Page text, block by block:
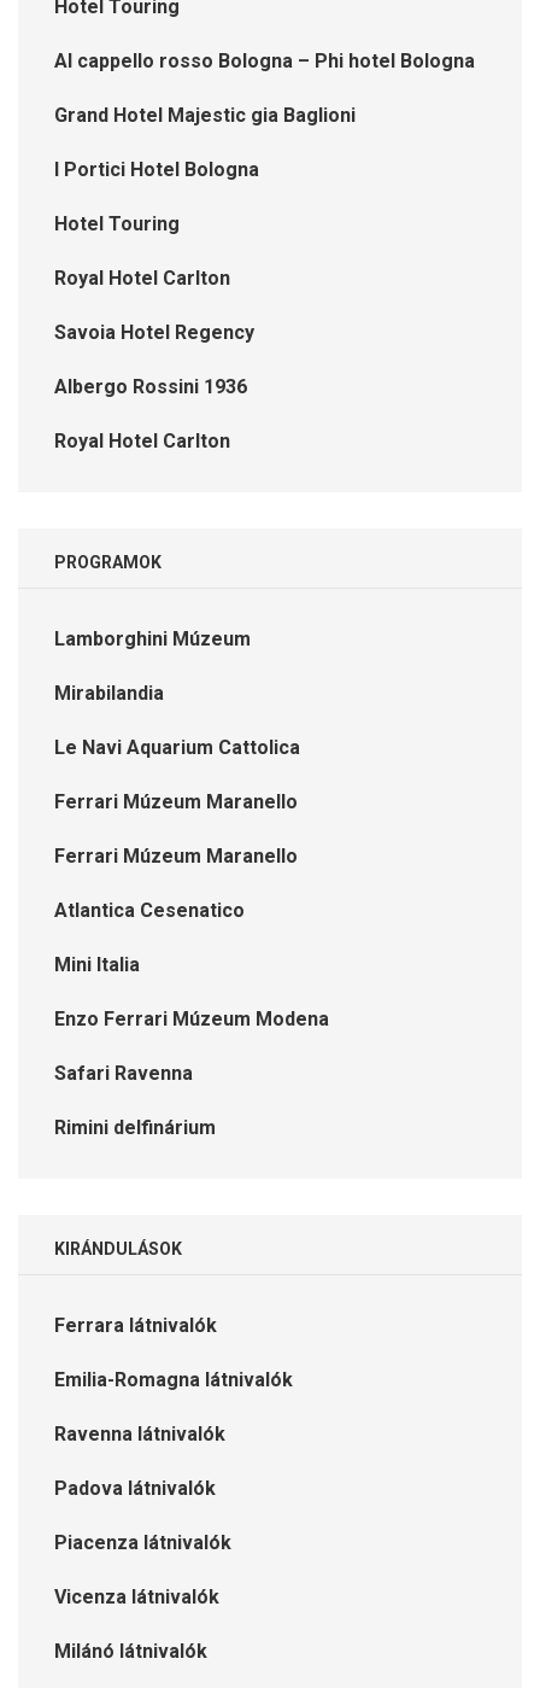
Hotel Touring
Al cappello rosso Bologna – Phi hotel Bologna
Grand Hotel Majestic gia Baglioni
I Portici Hotel Bologna
Hotel Touring
Royal Hotel Carlton
Savoia Hotel Regency
Albergo Rossini 1936
Royal Hotel Carlton
PROGRAMOK
Lamborghini Múzeum
Mirabilandia
Le Navi Aquarium Cattolica
Ferrari Múzeum Maranello
Ferrari Múzeum Maranello
Atlantica Cesenatico
Mini Italia
Enzo Ferrari Múzeum Modena
Safari Ravenna
Rimini delfinárium
KIRÁNDULÁSOK
Ferrara látnivalók
Emilia-Romagna látnivalók
Ravenna látnivalók
Padova látnivalók
Piacenza látnivalók
Vicenza látnivalók
Milánó látnivalók